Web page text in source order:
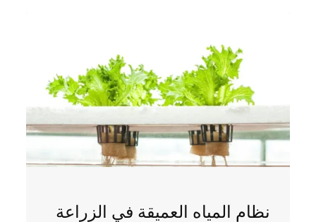
نظام المياه العميقة في الزراعة